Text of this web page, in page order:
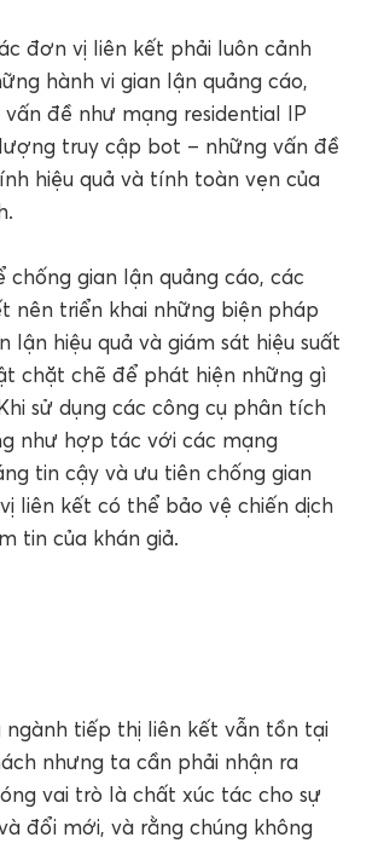
đơn vị liên kết phải luôn cảnh
hành vi gian lận quảng cáo,
đề như mạng residential IP
truy cập bot – những vấn đề
hiệu quả và tính toàn vẹn của
chống gian lận quảng cáo, các
nên triển khai những biện pháp
lận hiệu quả và giám sát hiệu suất
chặt chẽ để phát hiện những gì
sử dụng các công cụ phân tích
như hợp tác với các mạng
tin cậy và ưu tiên chống gian
liên kết có thể bảo vệ chiến dịch
tin của khán giả.
ngành tiếp thị liên kết vẫn tồn tại
nhưng ta cần phải nhận ra
vai trò là chất xúc tác cho sự
đổi mới, và rằng chúng không